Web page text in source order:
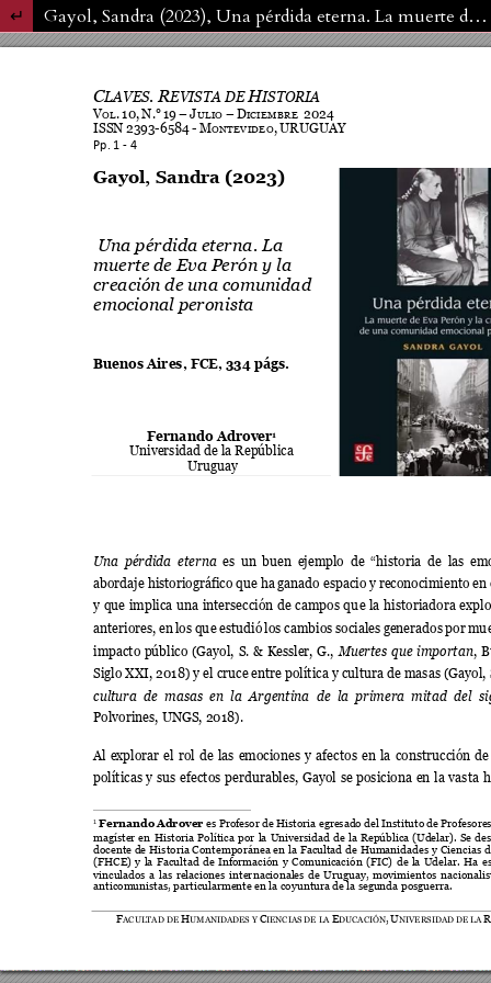
Volver a los detalles del artículo Gayol, Sandra (2023), Una pérdida eterna. La muerte de Eva Perón y la creación de una comunidad emocional peronista